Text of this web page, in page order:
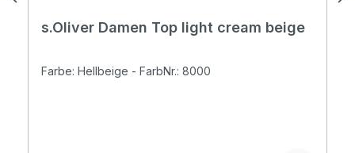
s.Oliver Damen Top light cream beige
Farbe: Hellbeige - FarbNr.: 8000